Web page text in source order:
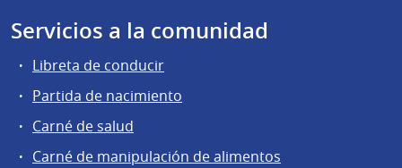
Servicios a la comunidad
Libreta de conducir
Partida de nacimiento
Carné de salud
Carné de manipulación de alimentos